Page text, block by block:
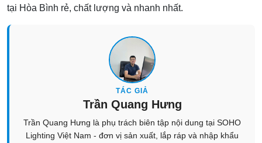
tại Hòa Bình rẻ, chất lượng và nhanh nhất.
TÁC GIẢ
Trần Quang Hưng
Trần Quang Hưng là phụ trách biên tập nội dung tại SOHO
Lighting Việt Nam - đơn vị sản xuất, lắp ráp và nhập khẩu